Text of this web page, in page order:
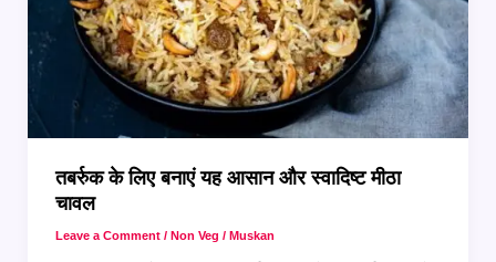
मशहूर
व्यंजन
तबर्रुक के लिए बनाएं यह आसान और स्वादिष्ट मीठा
चावल
Leave a Comment / Non Veg / Muskan